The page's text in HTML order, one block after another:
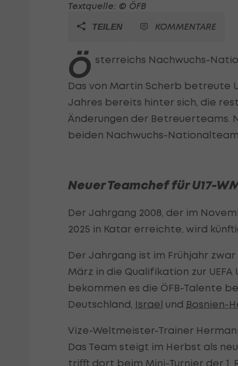
Textquelle: © ÖFB
TEILEN KOMMENTARE
Ö sterreichs Nachwuchs-
Das von Martin Scherb betreute
Jahres bereits hinter sich, die
Änderungen der Betreuerteams.
beiden Nachwuchs-
Neuer Teamchef für U17-
Der Jahrgang 2008, der im
2025 in Katar erreichte, wird
Der Jahrgang ist im Frühjahr
März in die Qualifikation zur UEFA
bekommen es die ÖFB-Talente
Deutschland, Israel und Bosnien-
Vize-Weltmeister-Trainer
Das Team steigt im Herbst als
trifft dort beim Mini-Turnier der 1.